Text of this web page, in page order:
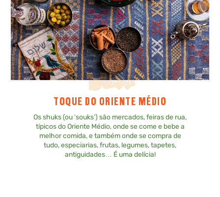
TOQUE DO ORIENTE MÉDIO
Os shuks (ou ‘souks’) são mercados, feiras de rua,
típicos do Oriente Médio, onde se come e bebe a
melhor comida, e também onde se compra de
tudo, especiarias, frutas, legumes, tapetes,
antiguidades… É uma delícia!